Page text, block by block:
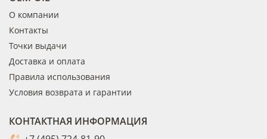
О компании
Контакты
Точки выдачи
Доставка и оплата
Правила использования
Условия возврата и гарантии
КОНТАКТНАЯ ИНФОРМАЦИЯ